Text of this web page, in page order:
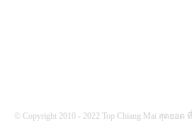
© Copyright 2010 - 2022 Top Chiang Mai สุดย